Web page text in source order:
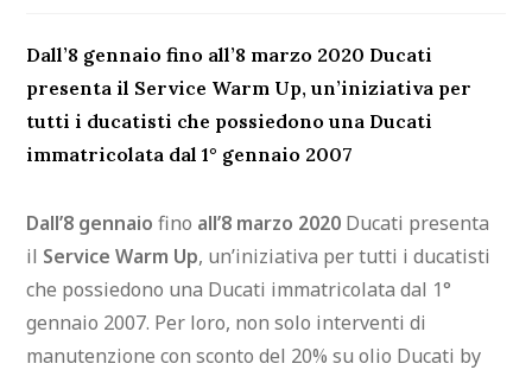
Dall’8 gennaio fino all’8 marzo 2020 Ducati
presenta il Service Warm Up, un’iniziativa per
tutti i ducatisti che possiedono una Ducati
immatricolata dal 1° gennaio 2007
Dall’8 gennaio fino all’8 marzo 2020 Ducati presenta
il Service Warm Up, un’iniziativa per tutti i ducatisti
che possiedono una Ducati immatricolata dal 1°
gennaio 2007. Per loro, non solo interventi di
manutenzione con sconto del 20% su olio Ducati by